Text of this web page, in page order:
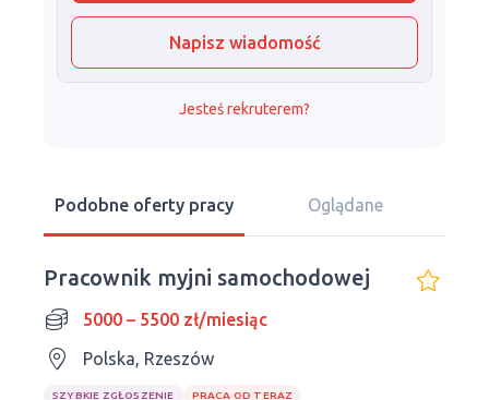
Napisz wiadomość
Jesteś rekruterem?
Podobne oferty pracy Oglądane
Pracownik myjni samochodowej
5000 – 5500 zł/miesiąc
Polska, Rzeszów
SZYBKIE ZGŁOSZENIE
PRACA OD TERAZ